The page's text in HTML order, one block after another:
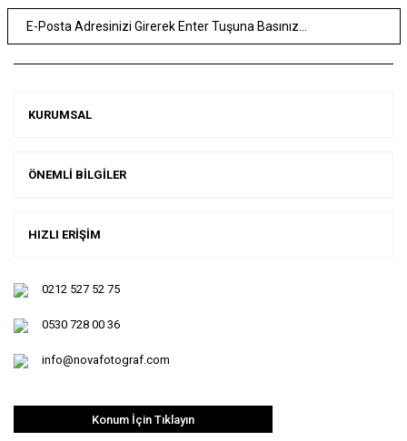
KURUMSAL
ÖNEMLİ BİLGİLER
HIZLI ERİŞİM
0212 527 52 75
0530 728 00 36
info@novafotograf.com
Konum İçin Tıklayın